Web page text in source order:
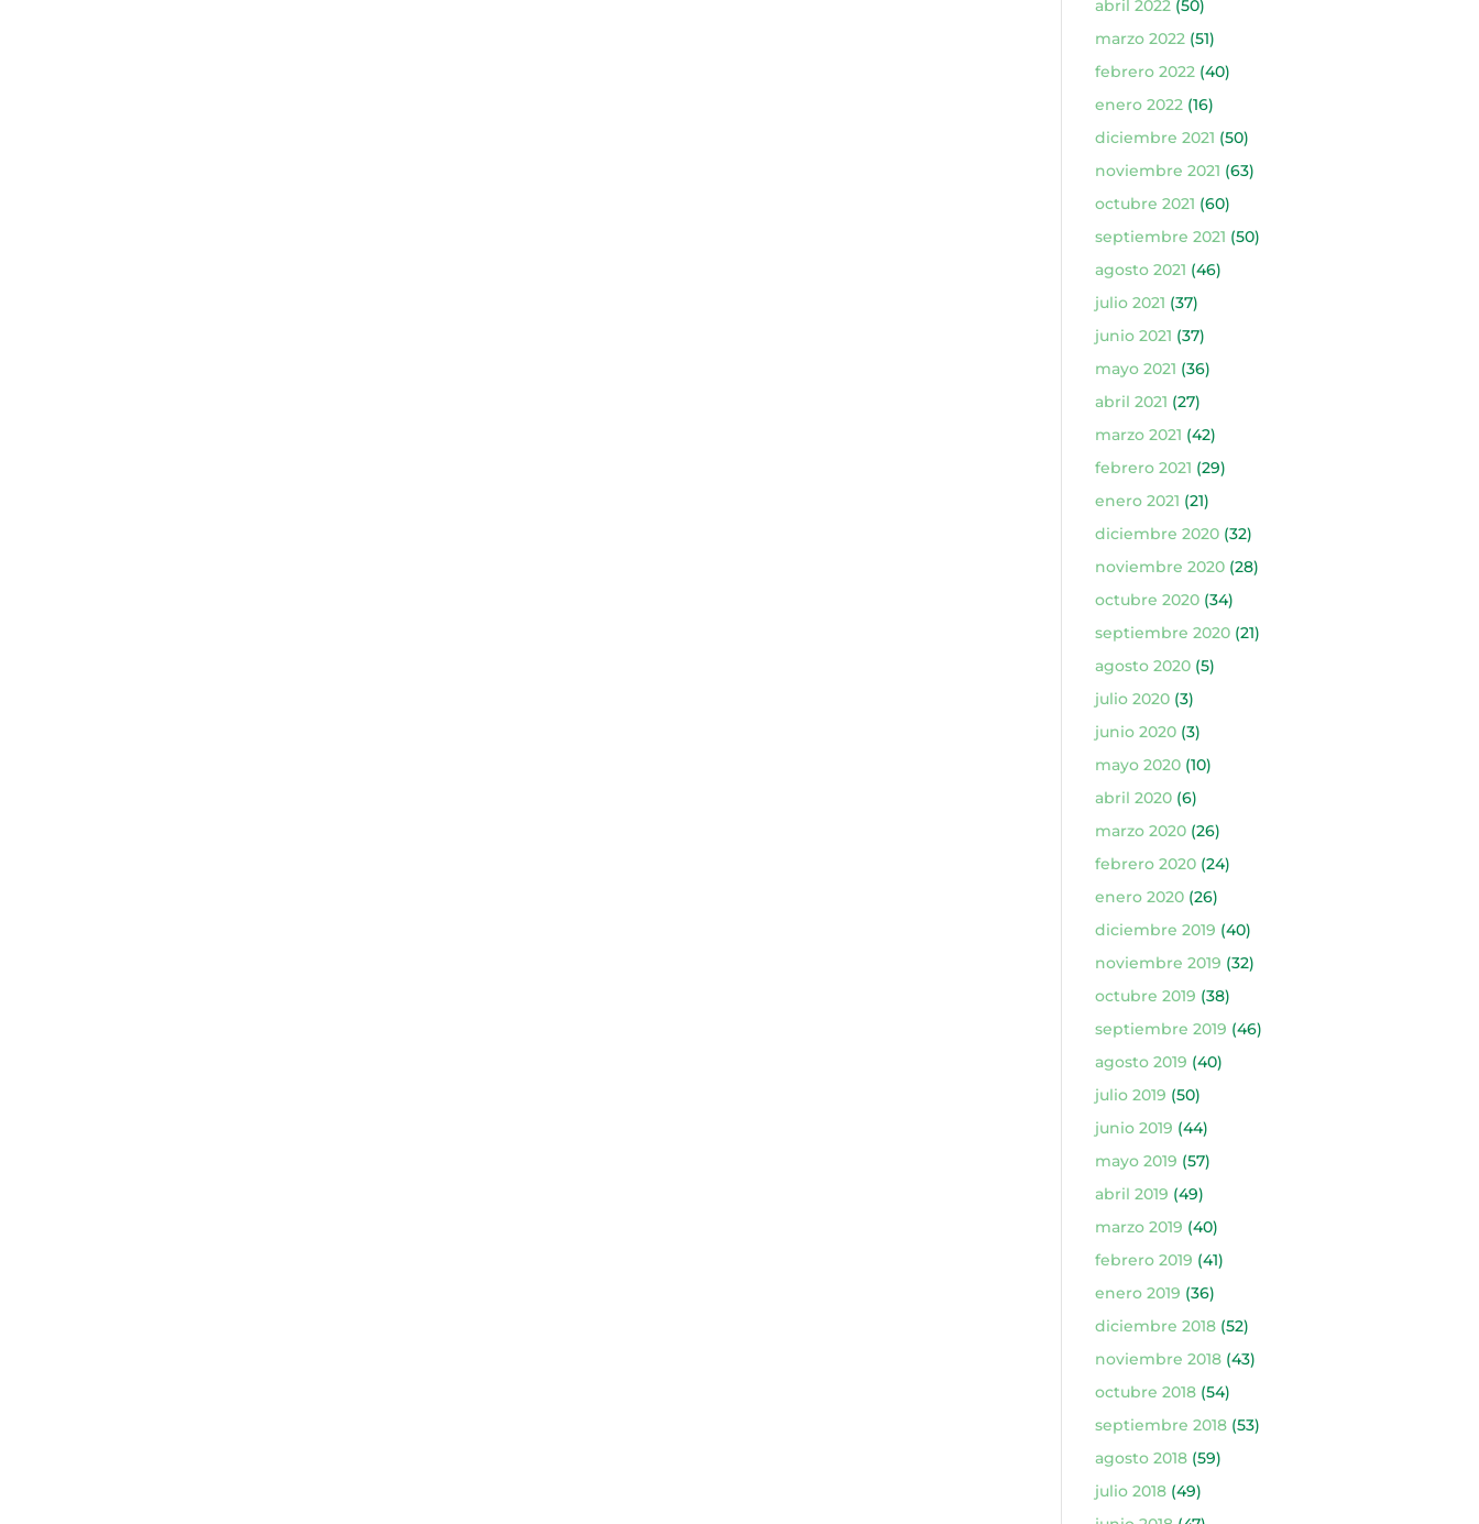
abril 2022(50)
marzo 2022(51)
febrero 2022(40)
enero 2022(16)
diciembre 2021 (50)
noviembre 2021 (63)
octubre 2021 (60)
septiembre 2021 (50)
agosto 2021 (46)
julio 2021 (37)
junio 2021 (37)
mayo 2021 (36)
abril 2021 (27)
marzo 2021 (42)
febrero 2021 (29)
enero 2021 (21)
diciembre 2020(32)
noviembre 2020(28)
octubre 2020(34)
septiembre 2020(21)
agosto 2020(5)
julio 2020(3)
junio 2020(3)
mayo 2020(10)
abril 2020(6)
marzo 2020(26)
febrero 2020(24)
enero 2020(26)
diciembre 2019 (40)
noviembre 2019 (32)
octubre 2019 (38)
septiembre 2019 (46)
agosto 2019 (40)
julio 2019 (50)
junio 2019 (44)
mayo 2019 (57)
abril 2019 (49)
marzo 2019 (40)
febrero 2019 (41)
enero 2019 (36)
diciembre 2018(52)
noviembre 2018(43)
octubre 2018(54)
septiembre 2018(53)
agosto 2018(59)
julio 2018(49)